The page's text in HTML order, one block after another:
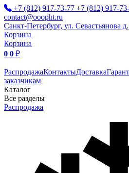
+7 (812) 917-73-77 +7 (812) 917-
contact@ooopht.ru
Санкт-Петербург, ул. Севастьянова
Корзина
Корзина
0 0 ₽
РаспродажаКонтактыДоставка
заказчикам
Каталог
Все разделы
Распродажа